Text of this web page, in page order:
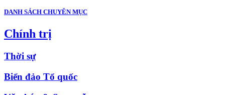
DANH SÁCH CHUYÊN MỤC
Chính trị
Thời sự
Biển đảo Tổ quốc